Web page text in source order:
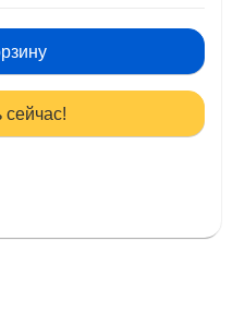
сейчас!